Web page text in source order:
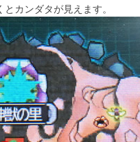
カンダタが見えます。